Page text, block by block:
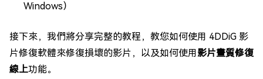
Windows）
接下來，我們將分享完整的教程，教您如何使用 4DDiG 影
片修復軟體來修復損壞的影片，以及如何使用影片畫質修復
線上功能。